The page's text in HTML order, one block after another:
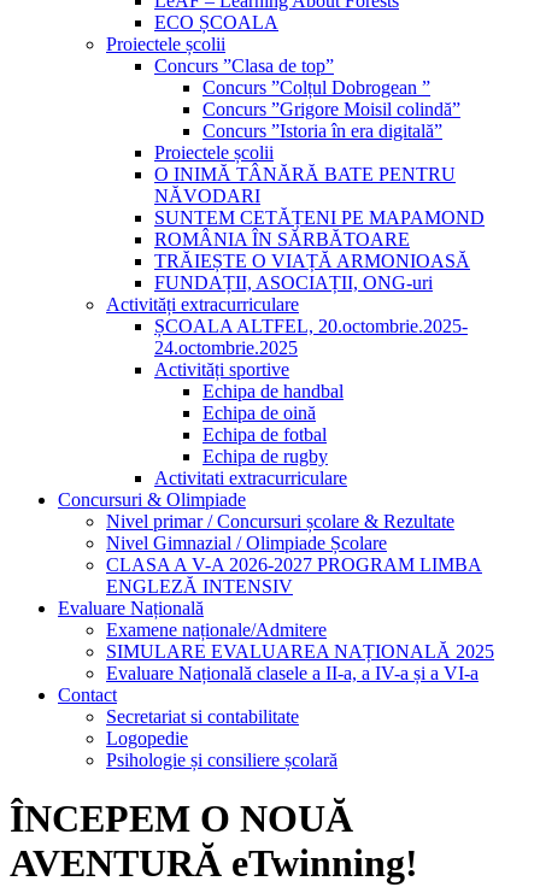
ECO ȘCOALA
Proiectele școlii
Concurs ”Clasa de top”
Concurs ”Colțul Dobrogean ”
Concurs ”Grigore Moisil colindă”
Concurs ”Istoria în era digitală”
Proiectele școlii
O INIMĂ TÂNĂRĂ BATE PENTRU
NĂVODARI
SUNTEM CETĂȚENI PE MAPAMOND
ROMÂNIA ÎN SĂRBĂTOARE
TRĂIEȘTE O VIAȚĂ ARMONIOASĂ
FUNDAȚII, ASOCIAȚII, ONG-uri
Activități extracurriculare
ȘCOALA ALTFEL, 20.octombrie.2025-
24.octombrie.2025
Activități sportive
Echipa de handbal
Echipa de oină
Echipa de fotbal
Echipa de rugby
Activitati extracurriculare
Concursuri & Olimpiade
Nivel primar / Concursuri școlare & Rezultate
Nivel Gimnazial / Olimpiade Școlare
CLASA A V-A 2026-2027 PROGRAM LIMBA
ENGLEZĂ INTENSIV
Evaluare Națională
Examene naționale/Admitere
SIMULARE EVALUAREA NAȚIONALĂ 2025
Evaluare Națională clasele a II-a, a IV-a și a VI-a
Contact
Secretariat si contabilitate
Logopedie
Psihologie și consiliere școlară
ÎNCEPEM O NOUĂ
AVENTURĂ eTwinning!